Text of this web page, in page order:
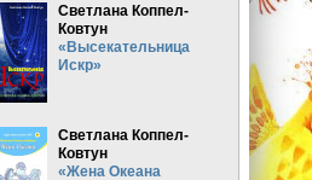
Светлана Коппел-
Ковтун
«Высекательница
Искр»
Светлана Коппел-
Ковтун
«Жена Океана